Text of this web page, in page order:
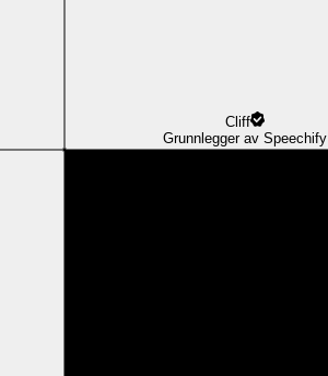
Cliff
Grunnlegger av Speechify